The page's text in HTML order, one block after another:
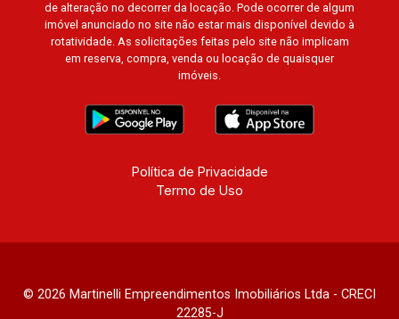
de alteração no decorrer da locação. Pode ocorrer de algum
imóvel anunciado no site não estar mais disponível devido à
rotatividade. As solicitações feitas pelo site não implicam
em reserva, compra, venda ou locação de quaisquer
imóveis.
Política de Privacidade
Termo de Uso
© 2026 Martinelli Empreendimentos Imobiliários Ltda - CRECI
22285-J